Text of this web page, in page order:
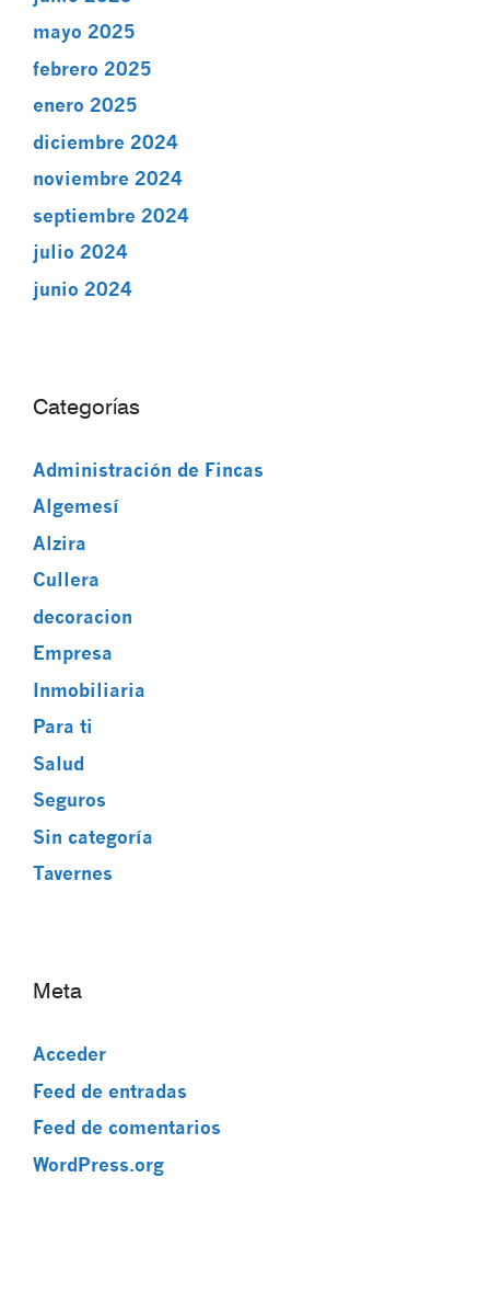
mayo 2025
febrero 2025
enero 2025
diciembre 2024
noviembre 2024
septiembre 2024
julio 2024
junio 2024
Categorías
Administración de Fincas
Algemesí
Alzira
Cullera
decoracion
Empresa
Inmobiliaria
Para ti
Salud
Seguros
Sin categoría
Tavernes
Meta
Acceder
Feed de entradas
Feed de comentarios
WordPress.org